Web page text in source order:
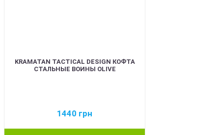
KRAMATAN TACTICAL DESIGN КОФТА
СТАЛЬНЫЕ ВОИНЫ OLIVE
1440 грн